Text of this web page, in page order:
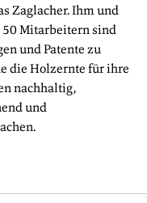
Zaglacher. Ihm und
50 Mitarbeitern sind
und Patente zu
die Holzernte für ihre
nachhaltig,
und